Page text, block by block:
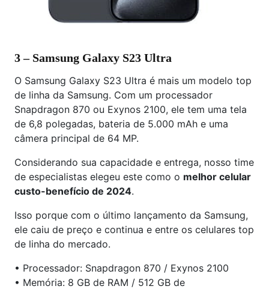
3 – Samsung Galaxy S23 Ultra
O Samsung Galaxy S23 Ultra é mais um modelo top
de linha da Samsung. Com um processador
Snapdragon 870 ou Exynos 2100, ele tem uma tela
de 6,8 polegadas, bateria de 5.000 mAh e uma
câmera principal de 64 MP.
Considerando sua capacidade e entrega, nosso time
de especialistas elegeu este como o melhor celular
custo-benefício de 2024.
Isso porque com o último lançamento da Samsung,
ele caiu de preço e continua e entre os celulares top
de linha do mercado.
• Processador: Snapdragon 870 / Exynos 2100
• Memória: 8 GB de RAM / 512 GB de